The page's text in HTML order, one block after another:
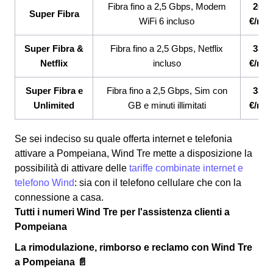
Super Fibra
Fibra fino a 2,5 Gbps, Modem
WiFi 6 incluso
€/
Super Fibra &
Netflix
Fibra fino a 2,5 Gbps, Netflix
incluso
€/
Super Fibra e
Unlimited
Fibra fino a 2,5 Gbps, Sim con
GB e minuti illimitati
€/
Se sei indeciso su quale offerta internet e telefonia
attivare a Pompeiana, Wind Tre mette a disposizione la
possibilità di attivare delle tariffe combinate internet e
telefono Wind: sia con il telefono cellulare che con la
connessione a casa.
Tutti i numeri Wind Tre per l'assistenza clienti a
Pompeiana
La rimodulazione, rimborso e reclamo con Wind Tre
a Pompeiana 📄